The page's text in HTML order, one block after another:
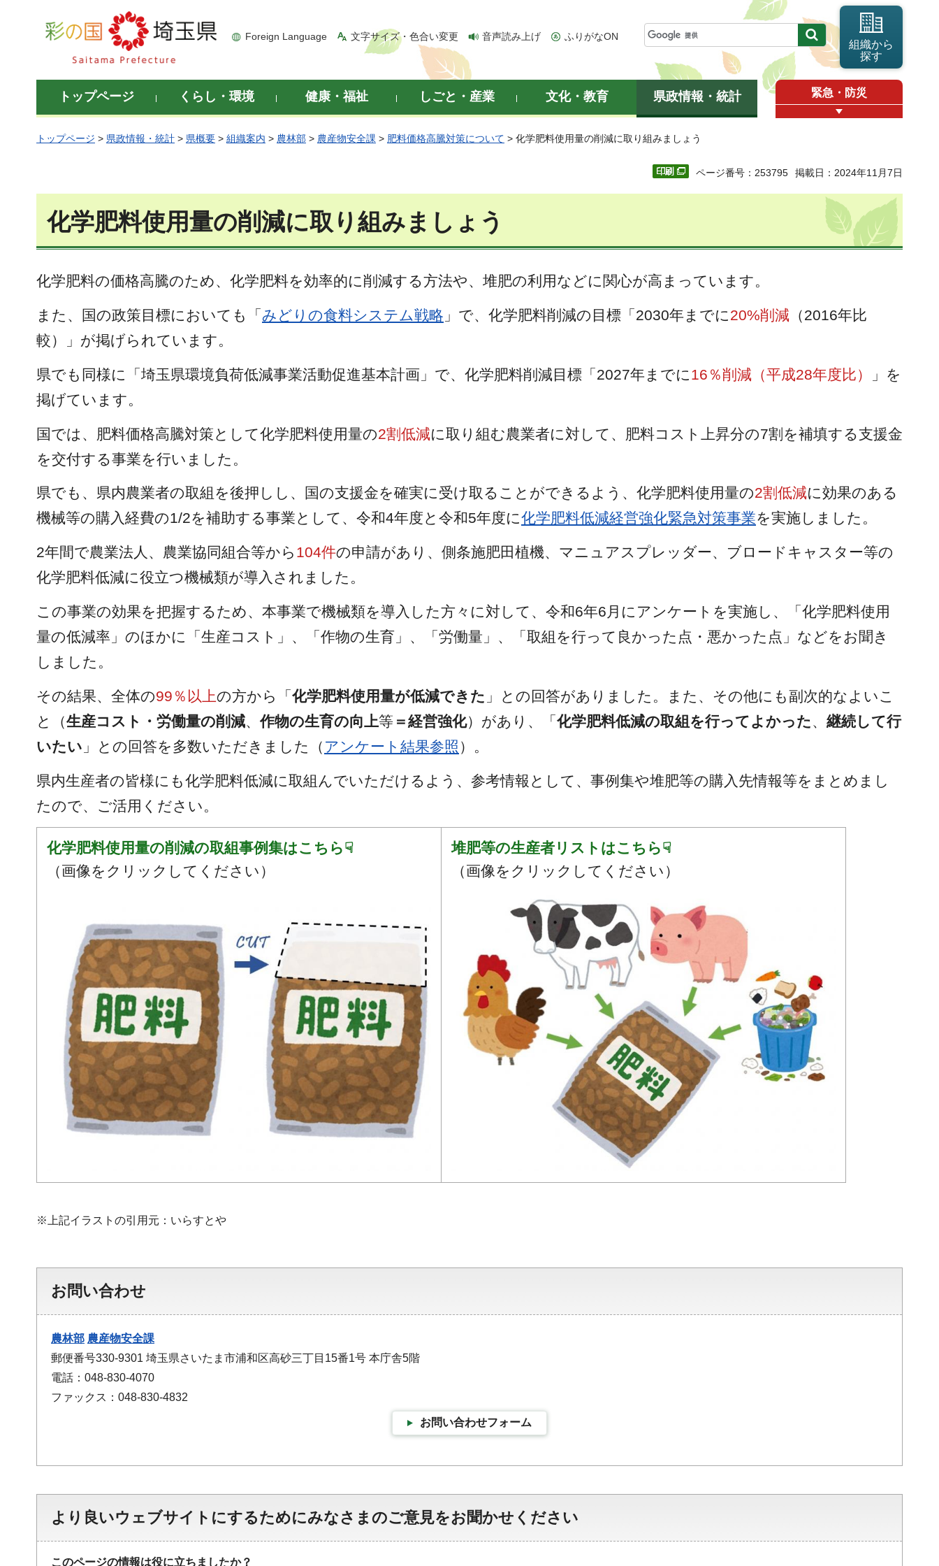
彩の国 埼玉県
Foreign Language 文字サイズ・色合い変更 音声読み上げ ふりがなON
組織から
探す
トップページ くらし・環境 健康・福祉 しごと・産業 文化・教育 県政情報・統計 緊急・防災
トップページ > 県政情報・統計 > 県概要 > 組織案内 > 農林部 > 農産物安全課 > 肥料価格高騰対策について > 化学肥料使用量の削減に取り組みましょう
ページ番号：253795 掲載日：2024年11月7日
化学肥料使用量の削減に取り組みましょう
化学肥料の価格高騰のため、化学肥料を効率的に削減する方法や、堆肥の利用などに関心が高まっています。
また、国の政策目標においても「 みどりの食料システム戦略 」で、化学肥料削減の目標「2030年までに 20%削減 （2016年比
較）」が掲げられています。
県でも同様に「埼玉県環境負荷低減事業活動促進基本計画」で、化学肥料削減目標「2027年までに 16％削減（平成28年度比）
」を
掲げています。
国では、肥料価格高騰対策として化学肥料使用量の2割低減に取り組む農業者に対して、肥料コスト上昇分の7割を補填する支援金
を交付する事業を行いました。
県でも、県内農業者の取組を後押しし、国の支援金を確実に受け取ることができるよう、化学肥料使用量の2割低減に効果のある
機械等の購入経費の1/2を補助する事業として、令和4年度と令和5年度に化学肥料低減経営強化緊急対策事業を実施しました。
2年間で農業法人、農業協同組合等から 104件の申請があり、側条施肥田植機、マニュアスプレッダー、ブロードキャスター等の
化学肥料低減に役立つ機械類が導入されました。
この事業の効果を把握するため、本事業で機械類を導入した方々に対して、令和6年6月にアンケートを実施し、「化学肥料使用
量の低減率」のほかに「生産コスト」、「作物の生育」、「労働量」、「取組を行って良かった点・悪かった点」 などをお聞き
しました。
その結果、全体の99％以上の方から「 化学肥料使用量が低減できた 」との回答がありました。また、その他にも副次的なよいこ
と（生産コスト・労働量の削減、作物の生育の向上等 ＝経営強化）があり、「 化学肥料低減の取組を行ってよかった 、 継続して行
いたい 」との回答を多数いただきました（ アンケート結果参照 ）。
県内生産者の皆様にも化学肥料低減に取組んでいただけるよう、参考情報として、事例集や堆肥等の購入先情報等をまとめまし
たので、ご活用ください。
化学肥料使用量の削減の取組事例集はこちら☟
（画像をクリックしてください）
堆肥等の生産者リストはこちら☟
（画像をクリックしてください）
※上記イラストの引用元：いらすとや
お問い合わせ
農林部 農産物安全課
郵便番号330-9301 埼玉県さいたま市浦和区高砂三丁目15番1号 本庁舎5階
電話：048-830-4070
ファックス：048-830-4832
お問い合わせフォーム
より良いウェブサイトにするためにみなさまのご意見をお聞かせください
このページの情報は役に立ちましたか？